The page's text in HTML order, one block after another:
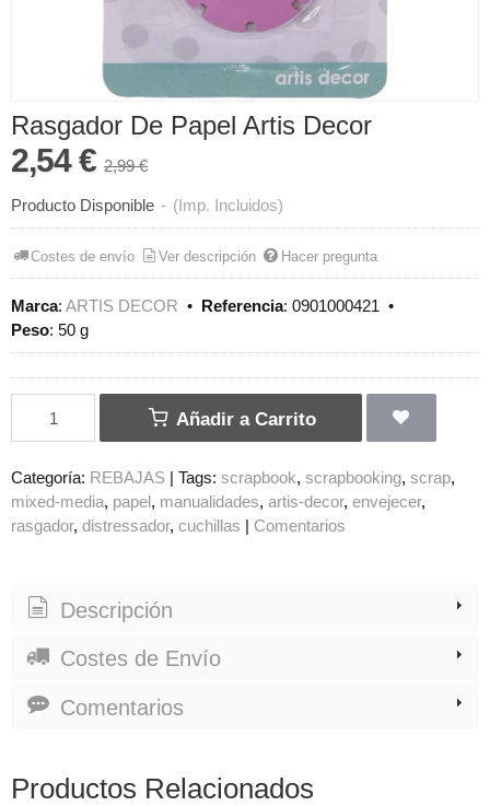
Rasgador De Papel Artis Decor
2,54 € 2,99 €
Producto Disponible - (Imp. Incluidos)
Costes de envío Ver descripción Hacer pregunta
Marca: ARTIS DECOR • Referencia: 0901000421 •
Peso: 50 g
Añadir a Carrito
Categoría: REBAJAS Tags: scrapbook scrapbooking scrap
mixed-media papel manualidades artis-decor envejecer
rasgador distressador cuchillas Comentarios
Descripción
Costes de Envío
Comentarios
Productos Relacionados